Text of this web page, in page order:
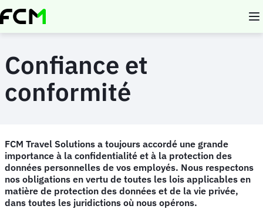
Aller
au
Confiance et
conformité
FCM Travel Solutions a toujours accordé une grande
importance à la confidentialité et à la protection des
données personnelles de vos employés. Nous respectons
nos obligations en vertu de toutes les lois applicables en
matière de protection des données et de la vie privée,
dans toutes les juridictions où nous opérons.